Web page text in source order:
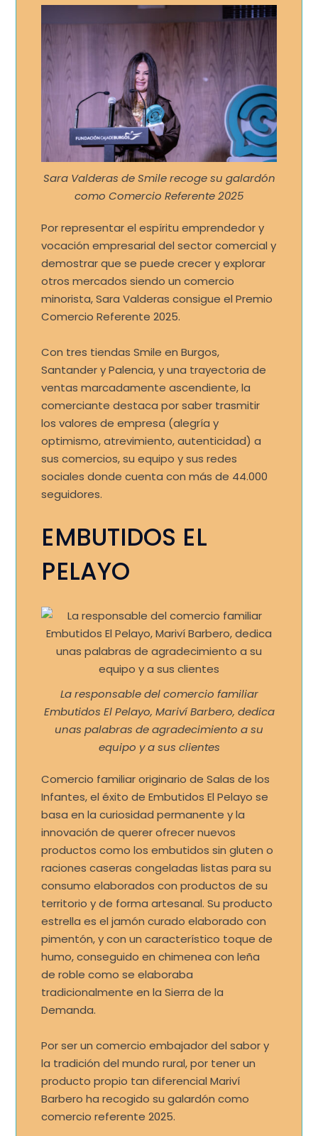
Sara Valderas de Smile recoge su galardón
como Comercio Referente 2025
Por representar el espíritu emprendedor y
vocación empresarial del sector comercial y
demostrar que se puede crecer y explorar
otros mercados siendo un comercio
minorista, Sara Valderas consigue el Premio
Comercio Referente 2025.
Con tres tiendas Smile en Burgos,
Santander y Palencia, y una trayectoria de
ventas marcadamente ascendiente, la
comerciante destaca por saber trasmitir
los valores de empresa (alegría y
optimismo, atrevimiento, autenticidad) a
sus comercios, su equipo y sus redes
sociales donde cuenta con más de 44.000
seguidores.
EMBUTIDOS EL
PELAYO
La responsable del comercio familiar
Embutidos El Pelayo, Mariví Barbero, dedica
unas palabras de agradecimiento a su
equipo y a sus clientes
Comercio familiar originario de Salas de los
Infantes, el éxito de Embutidos El Pelayo se
basa en la curiosidad permanente y la
innovación de querer ofrecer nuevos
productos como los embutidos sin gluten o
raciones caseras congeladas listas para su
consumo elaborados con productos de su
territorio y de forma artesanal. Su producto
estrella es el jamón curado elaborado con
pimentón, y con un característico toque de
humo, conseguido en chimenea con leña
de roble como se elaboraba
tradicionalmente en la Sierra de la
Demanda.
Por ser un comercio embajador del sabor y
la tradición del mundo rural, por tener un
producto propio tan diferencial Mariví
Barbero ha recogido su galardón como
comercio referente 2025.